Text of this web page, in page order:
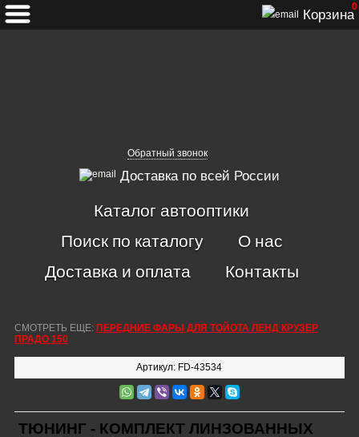
Обратный звонок
Доставка по всей России
Корзина
0
Каталог автооптики
Поиск по каталогу
О нас
Доставка и оплата
Контакты
СМОТРЕТЬ ЕЩЕ: ПЕРЕДНИЕ ФАРЫ ДЛЯ ТОЙОТА ЛЕНД КРУЗЕР
ПРАДО 150
Артикул: FD-43534
ТЮНИНГ - КОМПЛЕКТ ЛИНЗОВАННЫХ